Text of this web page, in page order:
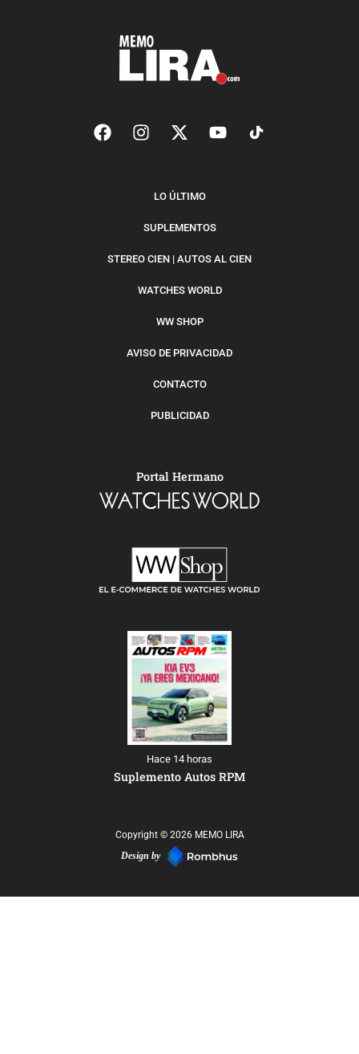
LO ÚLTIMO
SUPLEMENTOS
STEREO CIEN | AUTOS AL CIEN
WATCHES WORLD
WW SHOP
AVISO DE PRIVACIDAD
CONTACTO
PUBLICIDAD
Portal Hermano
Hace 14 horas
Suplemento Autos RPM
Copyright © 2026 MEMO LIRA
Design by